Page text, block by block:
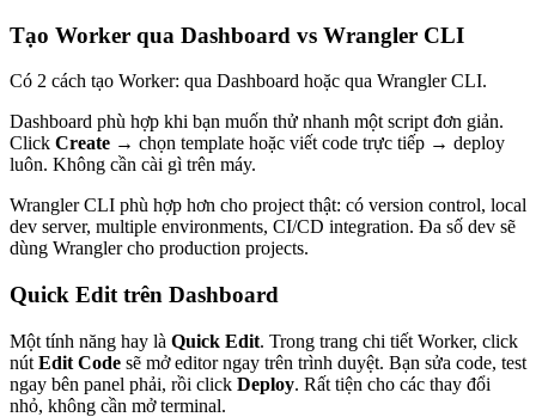
Tạo Worker qua Dashboard vs Wrangler CLI
Có 2 cách tạo Worker: qua Dashboard hoặc qua Wrangler CLI.
Dashboard phù hợp khi bạn muốn thử nhanh một script đơn giản.
Click Create → chọn template hoặc viết code trực tiếp → deploy
luôn. Không cần cài gì trên máy.
Wrangler CLI phù hợp hơn cho project thật: có version control, local
dev server, multiple environments, CI/CD integration. Đa số dev sẽ
dùng Wrangler cho production projects.
Quick Edit trên Dashboard
Một tính năng hay là Quick Edit. Trong trang chi tiết Worker, click
nút Edit Code sẽ mở editor ngay trên trình duyệt. Bạn sửa code, test
ngay bên panel phải, rồi click Deploy. Rất tiện cho các thay đổi
nhỏ, không cần mở terminal.